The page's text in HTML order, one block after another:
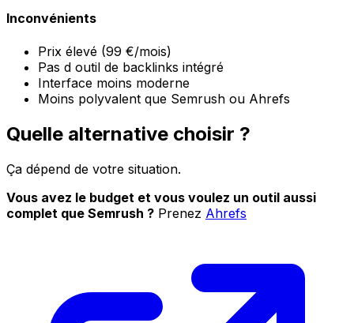
Inconvénients
Prix élevé (99 €/mois)
Pas d outil de backlinks intégré
Interface moins moderne
Moins polyvalent que Semrush ou Ahrefs
Quelle alternative choisir ?
Ça dépend de votre situation.
Vous avez le budget et vous voulez un outil aussi
complet que Semrush ? Prenez Ahrefs